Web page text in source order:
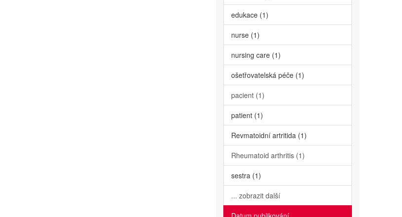
edukace (1)
nurse (1)
nursing care (1)
ošetřovatelská péče (1)
pacient (1)
patient (1)
Revmatoidní artritida (1)
Rheumatoid arthritis (1)
sestra (1)
... zobrazit další